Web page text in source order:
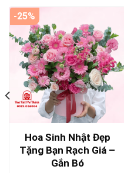
-25%
Hoa Sinh Nhật Đẹp
Tặng Bạn Rạch Giá –
Gắn Bó